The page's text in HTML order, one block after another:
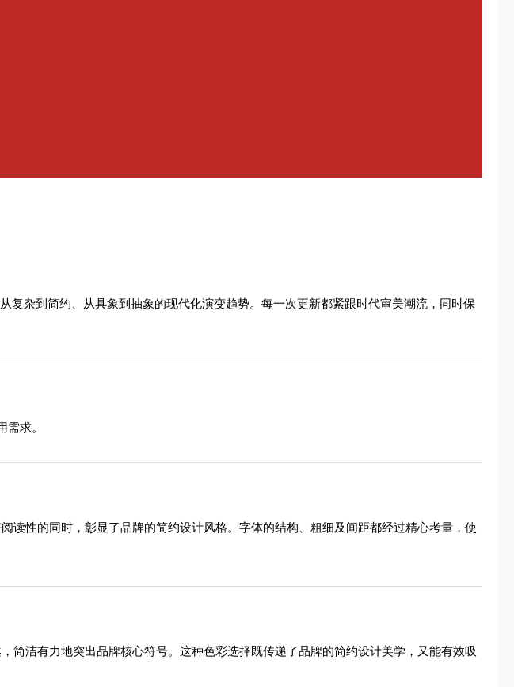
杂到简约、从具象到抽象的现代化演变趋势。每一次更新都紧跟时代审美潮流，同时保
求。
性的同时，彰显了品牌的简约设计风格。字体的结构、粗细及间距都经过精心考量，使
洁有力地突出品牌核心符号。这种色彩选择既传递了品牌的简约设计美学，又能有效吸